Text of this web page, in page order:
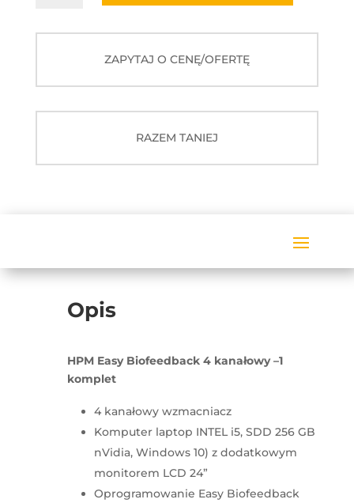
ZAPYTAJ O CENĘ/OFERTĘ
RAZEM TANIEJ
Opis
HPM Easy Biofeedback 4 kanałowy –1
komplet
4 kanałowy wzmacniacz
Komputer laptop INTEL i5, SDD 256 GB
nVidia, Windows 10) z dodatkowym
monitorem LCD 24”
Oprogramowanie Easy Biofeedback